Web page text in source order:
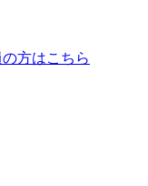
方はこちら